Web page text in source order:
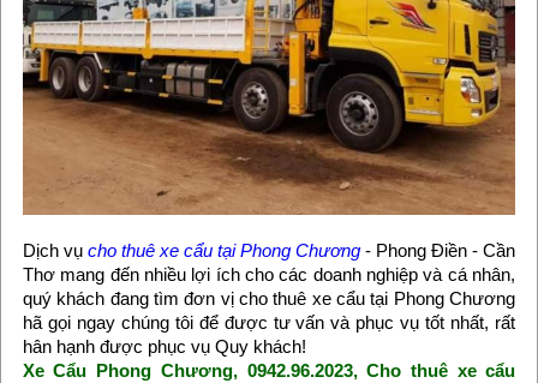
Dịch vụ cho thuê xe cẩu tại Phong Chương - Phong Điền - Cần
Thơ mang đến nhiều lợi ích cho các doanh nghiệp và cá nhân,
quý khách đang tìm đơn vị cho thuê xe cẩu tại Phong Chương
hã gọi ngay chúng tôi để được tư vấn và phục vụ tốt nhất, rất
hân hạnh được phục vụ Quy khách!
Xe Cẩu Phong Chương, 0942.96.2023, Cho thuê xe cẩu